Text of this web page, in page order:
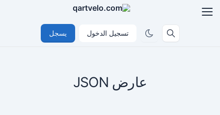
تسجيل الدخول يسجل
عارض JSON